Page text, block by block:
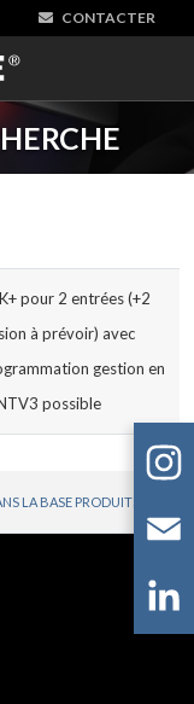
CONTACTER
pour 2 entrées (+2
à prévoir) avec
gestion en
possible
LA BASE PRODUITS : 1